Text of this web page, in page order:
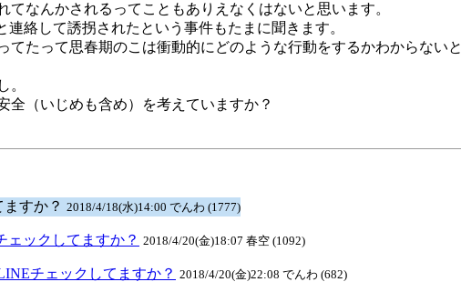
てなんかされるってこともありえなくはないと思います。
連絡して誘拐されたという事件もたまに聞きます。
てたって思春期のこは衝動的にどのような行動をするかわからないと
。
全（いじめも含め）を考えていますか？
ますか？ 2018/4/18(水)14:00 でんわ (1777)
ェックしてますか？ 2018/4/20(金)18:07 春空 (1092)
チェックしてますか？ 2018/4/20(金)22:08 でんわ (682)